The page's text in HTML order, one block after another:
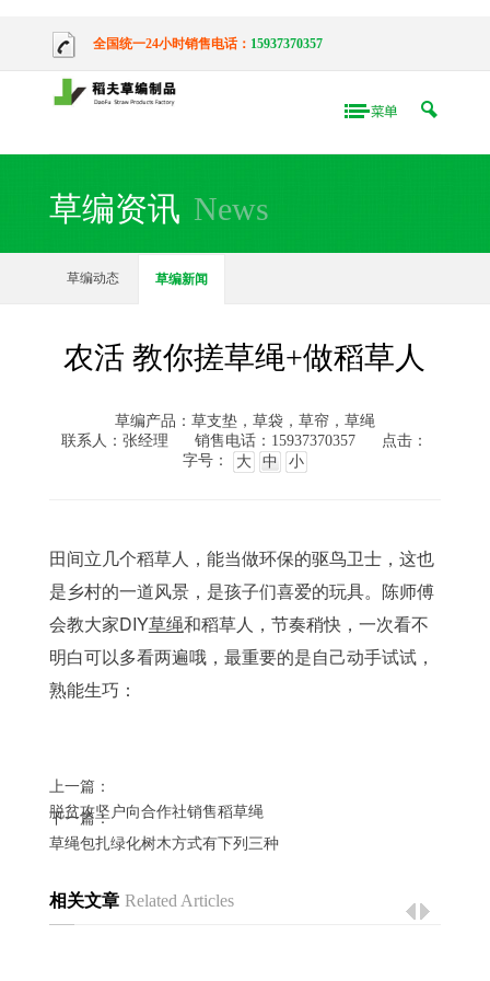
全国统一24小时销售电话： 15937370357
草编资讯 News
草编动态 草编新闻
农活 教你搓草绳+做稻草人
草编产品：草支垫，草袋，草帘，草绳
联系人：张经理
销售电话：15937370357
点击：
字号：
大 中 小
田间立几个稻草人，能当做环保的驱鸟卫士，这也
是乡村的一道风景，是孩子们喜爱的玩具。陈师傅
会教大家DIY草绳和稻草人，节奏稍快，一次看不
明白可以多看两遍哦，最重要的是自己动手试试，
熟能生巧：
上一篇：
脱贫攻坚户向合作社销售稻草绳
下一篇：
草绳包扎绿化树木方式有下列三种
相关文章 Related Articles